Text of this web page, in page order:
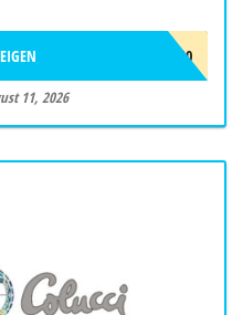
FINAL10
11, 2026